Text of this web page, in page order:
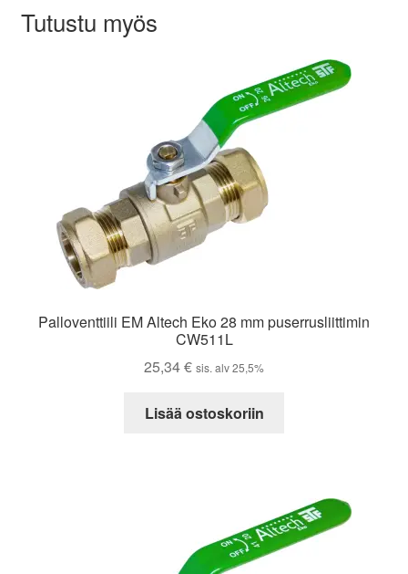
Tutustu myös
Palloventtiili EM Altech Eko 28 mm puserrusliittimin
CW511L
25,34€ sis. alv 25,5%
Lisää ostoskoriin